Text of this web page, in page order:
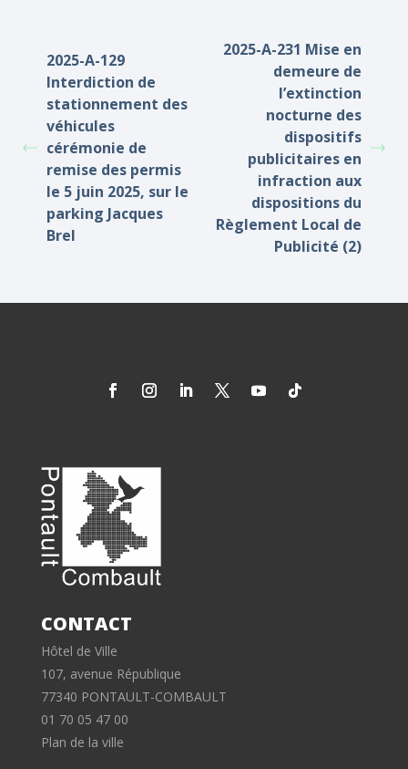
2025-A-129
Interdiction de
stationnement des
véhicules
cérémonie de
remise des permis
le 5 juin 2025, sur le
parking Jacques
Brel
2025-A-231 Mise en
demeure de
l’extinction
nocturne des
dispositifs
publicitaires en
infraction aux
dispositions du
Règlement Local de
Publicité (2)
CONTACT
Hôtel de Ville
107, avenue République
77340 PONTAULT-COMBAULT
01 70 05 47 00
Plan de la ville